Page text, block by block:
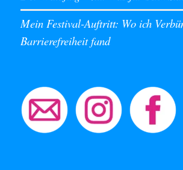
Mein Festival-Auftritt: Wo ich
Barrierefreiheit fand